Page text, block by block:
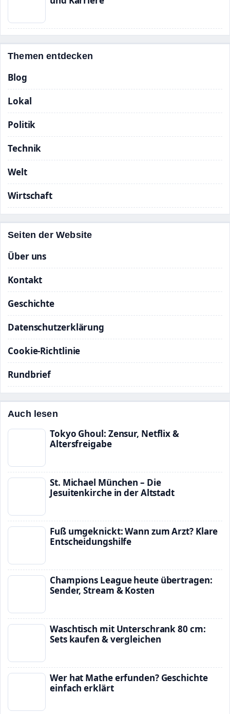
Themen entdecken
Blog
Lokal
Politik
Technik
Welt
Wirtschaft
Seiten der Website
Über uns
Kontakt
Geschichte
Datenschutzerklärung
Cookie-Richtlinie
Rundbrief
Auch lesen
Tokyo Ghoul: Zensur, Netflix &
Altersfreigabe
St. Michael München – Die
Jesuitenkirche in der Altstadt
Fuß umgeknickt: Wann zum Arzt? Klare
Entscheidungshilfe
Champions League heute übertragen:
Sender, Stream & Kosten
Waschtisch mit Unterschrank 80 cm:
Sets kaufen & vergleichen
Wer hat Mathe erfunden? Geschichte
einfach erklärt